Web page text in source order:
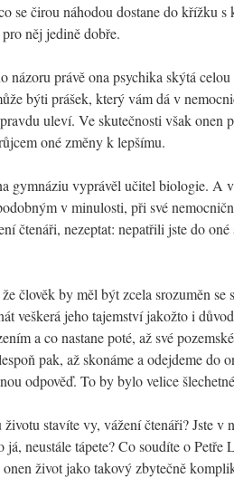
se čirou náhodou dostane do křížku s
něj jedině dobře.
názoru právě ona psychika skýtá
býti prášek, který vám dá v
uleví. Ve skutečnosti však onen
oné změny k lepšímu.
gymnáziu vyprávěl učitel biologie. A
v minulosti, při své
čtenáři, nezeptat: nepatřili jste do
člověk by měl být zcela srozuměn
veškerá jeho tajemství jakožto i
a co nastane poté, až své
pak, až skonáme a odejdeme do
odpověď. To by bylo velice
stavíte vy, vážení čtenáři? Jste v
neustále tápete? Co soudíte o Petře
život jako takový zbytečně